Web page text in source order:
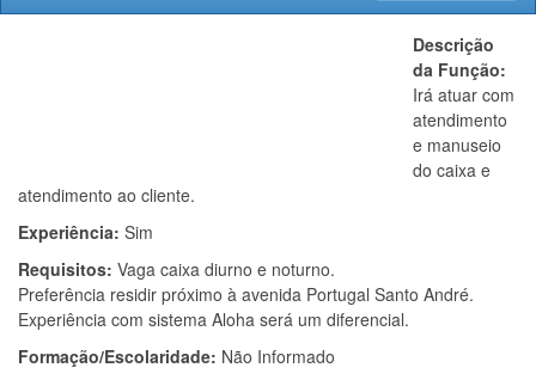
Descrição
da Função:
Irá atuar com
atendimento
e manuseio
do caixa e
atendimento ao cliente.
Experiência: Sim
Requisitos: Vaga caixa diurno e noturno.
Preferência residir próximo à avenida Portugal Santo André.
Experiência com sistema Aloha será um diferencial.
Formação/Escolaridade: Não Informado